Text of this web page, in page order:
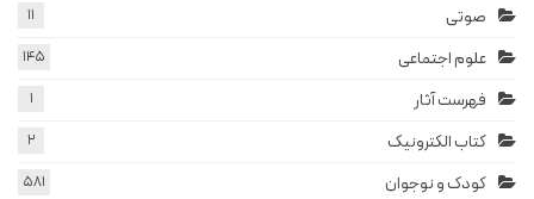
صوتی 11
علوم اجتماعی 145
فهرست آثار 1
کتاب الکترونیک 2
کودک و نوجوان 581